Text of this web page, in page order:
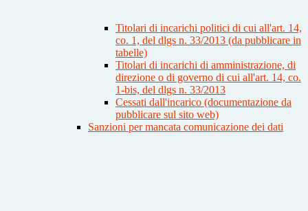
Titolari di incarichi politici di cui all'art. 14,
co. 1, del dlgs n. 33/2013 (da pubblicare in
tabelle)
Titolari di incarichi di amministrazione, di
direzione o di governo di cui all'art. 14, co.
1-bis, del dlgs n. 33/2013
Cessati dall'incarico (documentazione da
pubblicare sul sito web)
Sanzioni per mancata comunicazione dei dati